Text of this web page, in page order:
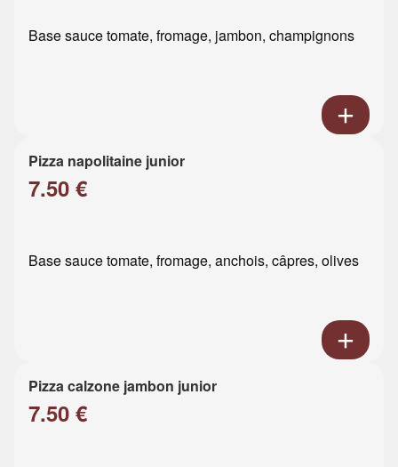
Base sauce tomate, fromage, jambon, champignons
Pizza napolitaine junior
7.50 €
Base sauce tomate, fromage, anchois, câpres, olives
Pizza calzone jambon junior
7.50 €